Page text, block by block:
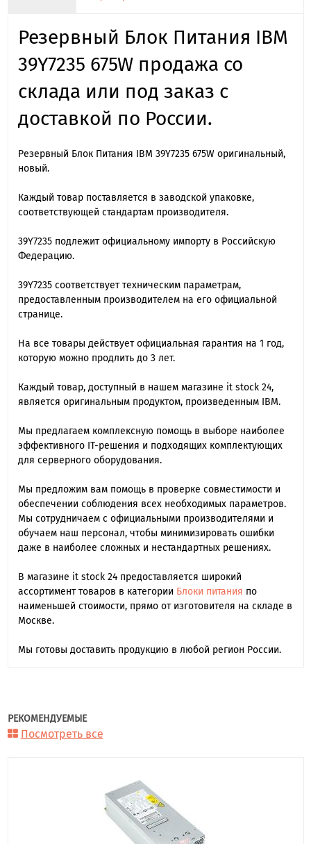
Резервный Блок Питания IBM
39Y7235 675W продажа со
склада или под заказ с
доставкой по России.
Резервный Блок Питания IBM 39Y7235 675W оригинальный,
новый.
Каждый товар поставляется в заводской упаковке,
соответствующей стандартам производителя.
39Y7235 подлежит официальному импорту в Российскую
Федерацию.
39Y7235 cоответствует техническим параметрам,
предоставленным производителем на его официальной
странице.
На все товары действует официальная гарантия на 1 год,
которую можно продлить до 3 лет.
Каждый товар, доступный в нашем магазине it stock 24,
является оригинальным продуктом, произведенным IBM.
Мы предлагаем комплексную помощь в выборе наиболее
эффективного IT-решения и подходящих комплектующих
для серверного оборудования.
Мы предложим вам помощь в проверке совместимости и
обеспечении соблюдения всех необходимых параметров.
Мы сотрудничаем с официальными производителями и
обучаем наш персонал, чтобы минимизировать ошибки
даже в наиболее сложных и нестандартных решениях.
В магазине it stock 24 предоставляется широкий
ассортимент товаров в категории Блоки питания по
наименьшей стоимости, прямо от изготовителя на складе в
Москве.
Мы готовы доставить продукцию в любой регион России.
РЕКОМЕНДУЕМЫЕ
Посмотреть все